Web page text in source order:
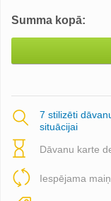
Summa kopā:
7 stilizēti
situācijai
Dāvanu karte
Iespējama